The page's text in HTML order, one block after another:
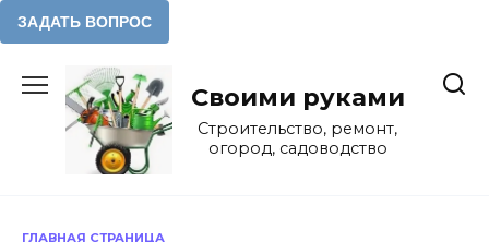
содержанию
Своими руками
Строительство, ремонт,
огород, садоводство
ГЛАВНАЯ СТРАНИЦА